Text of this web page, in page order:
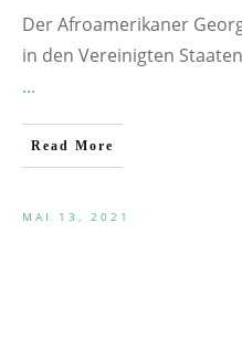
Der Afroamerikaner
in den Vereinigten
...
Read More
MAI 13, 2021